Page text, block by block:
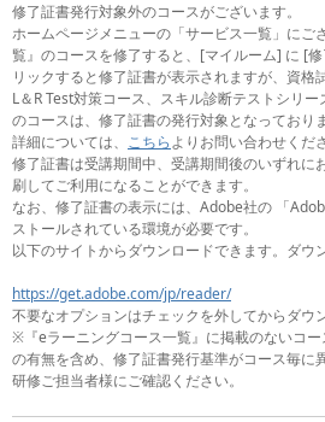
修了証書発行対象外のコースがございます。
ホームページメニューの「サービス一覧」にご
覧』のコースを修了すると、[マイルーム] に [
リックすると修了証書が表示されますが、資格
L＆R Test対策コース、スキル診断テストシリ
のコースは、修了証書の発行対象となっており
詳細については、 こちらよりお問い合わせくだ
修了証書は受講期間中、受講期間後のいずれに
刷してご利用になることができます。
なお、修了証書の表示には、Adobe社の 「
ストールされている環境が必要です。
以下のサイトからダウンロードできます。ダウ
https://get.adobe.com/jp/reader/
不要なオプションはチェックを外してからダウ
※『eラーニングコース一覧』に掲載のないコ
の有無を含め、修了証書発行基準がコース毎に
研修ご担当者様にご確認ください。